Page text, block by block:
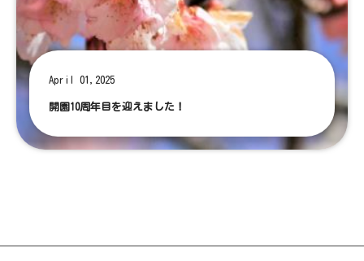
April 01,2025
開園10周年目を迎えました！